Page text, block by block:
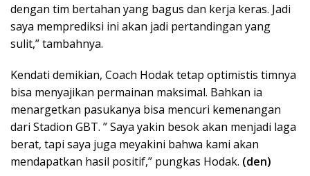
dengan tim bertahan yang bagus dan kerja keras. Jadi
saya memprediksi ini akan jadi pertandingan yang
sulit,” tambahnya.
Kendati demikian, Coach Hodak tetap optimistis timnya
bisa menyajikan permainan maksimal. Bahkan ia
menargetkan pasukanya bisa mencuri kemenangan
dari Stadion GBT. ” Saya yakin besok akan menjadi laga
berat, tapi saya juga meyakini bahwa kami akan
mendapatkan hasil positif,” pungkas Hodak. (den)